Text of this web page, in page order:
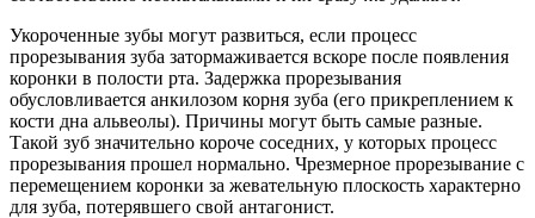
Укороченные зубы могут развиться, если процесс
прорезывания зуба затормаживается вскоре после появления
коронки в полости рта. Задержка прорезывания
обусловливается анкилозом корня зуба (его прикреплением к
кости дна альвеолы). Причины могут быть самые разные.
Такой зуб значительно короче соседних, у которых процесс
прорезывания прошел нормально. Чрезмерное прорезывание с
перемещением коронки за жевательную плоскость характерно
для зуба, потерявшего свой антагонист.